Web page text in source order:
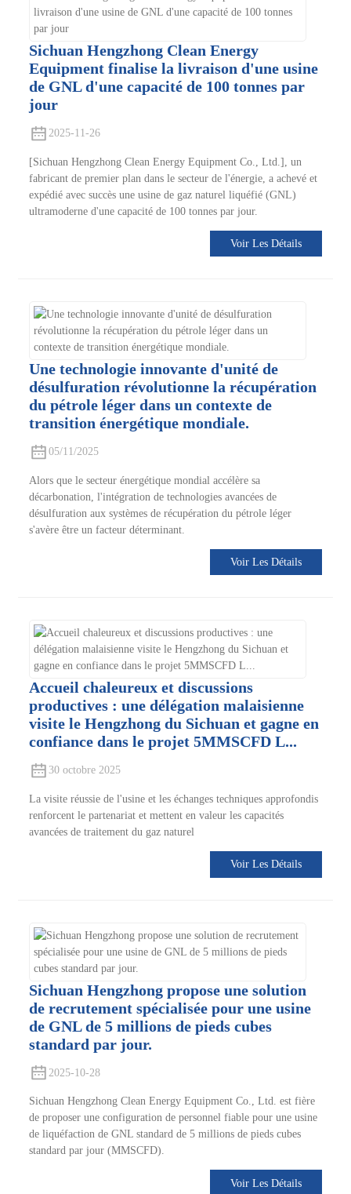
Sichuan Hengzhong Clean Energy
Equipment finalise la livraison d'une usine
de GNL d'une capacité de 100 tonnes par
jour
2025-11-26
[Sichuan Hengzhong Clean Energy Equipment Co., Ltd.], un
fabricant de premier plan dans le secteur de l'énergie, a achevé et
expédié avec succès une usine de gaz naturel liquéfié (GNL)
ultramoderne d'une capacité de 100 tonnes par jour.
Voir Les Détails
Une technologie innovante d'unité de
désulfuration révolutionne la récupération
du pétrole léger dans un contexte de
transition énergétique mondiale.
05/11/2025
Alors que le secteur énergétique mondial accélère sa
décarbonation, l'intégration de technologies avancées de
désulfuration aux systèmes de récupération du pétrole léger
s'avère être un facteur déterminant.
Voir Les Détails
Accueil chaleureux et discussions
productives : une délégation malaisienne
visite le Hengzhong du Sichuan et gagne en
confiance dans le projet 5MMSCFD L...
30 octobre 2025
La visite réussie de l'usine et les échanges techniques approfondis
renforcent le partenariat et mettent en valeur les capacités
avancées de traitement du gaz naturel
Voir Les Détails
Sichuan Hengzhong propose une solution
de recrutement spécialisée pour une usine
de GNL de 5 millions de pieds cubes
standard par jour.
2025-10-28
Sichuan Hengzhong Clean Energy Equipment Co., Ltd. est fière
de proposer une configuration de personnel fiable pour une usine
de liquéfaction de GNL standard de 5 millions de pieds cubes
standard par jour (MMSCFD).
Voir Les Détails